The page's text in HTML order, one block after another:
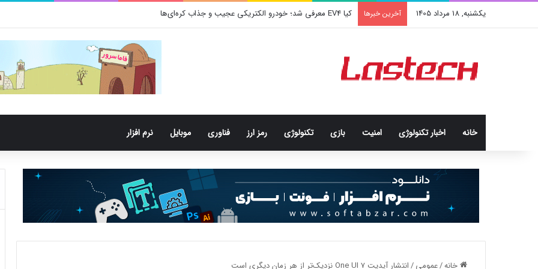
یکشنبه, 18 مرداد 1405 آخرین خبرها کیا EV4 معرفی شد؛ خودرو الکتریکی عجیب و جذاب کره‌ای‌ها
خانه اخبار تکنولوژی امنيت بازی تکنولوژی رمز ارز فناوری موبایل نرم افزار
خانه/عمومی/انتشار آپدیت One UI 7 نزدیک‌تر از هر زمان دیگری است